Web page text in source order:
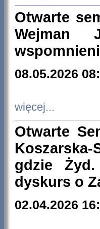
Otwarte
Wejman
08.05.2026
więcej...
Otwarte
Koszarska-
gdzie
dyskurs o
02.04.2026